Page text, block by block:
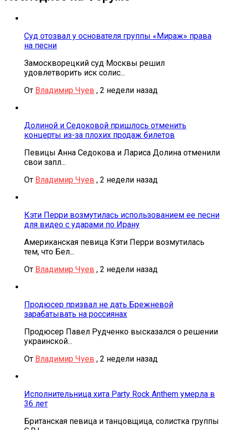
Суд отозвал у основателя группы «Мираж» права
на песни
Замоскворецкий суд Москвы решил
удовлетворить иск солис...
От Владимир Чуев , 2 недели назад
Долиной и Седоковой пришлось отменить
концерты из-за плохих продаж билетов
Певицы Анна Седокова и Лариса Долина отменили
свои запл...
От Владимир Чуев , 2 недели назад
Кэти Перри возмутилась использованием ее песни
для видео с ударами по Ирану
Американская певица Кэти Перри возмутилась
тем, что Бел...
От Владимир Чуев , 2 недели назад
Продюсер призвал не дать Брежневой
зарабатывать на россиянах
Продюсер Павел Рудченко высказался о решении
украинской...
От Владимир Чуев , 2 недели назад
Исполнительница хита Party Rock Anthem умерла в
36 лет
Британская певица и танцовщица, солистка группы